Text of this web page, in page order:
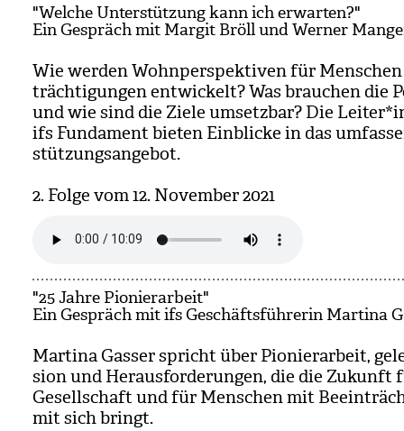
"Welche Unterstützung kann ich erwarten?"
Ein Gespräch mit Margit Bröll und Werner
Wie wer­den Wohn­per­spek­ti­ven für
träch­ti­gun­gen ent­wi­ckelt? Was brau­chen die
und wie sind die Ziele umsetz­bar? Die
ifs Fun­da­ment bie­ten Ein­bli­cke in das
stüt­zungs­an­ge­bot.
2. Folge vom 12. Novem­ber 2021
"25 Jahre Pionierarbeit"
Ein Gespräch mit ifs Geschäftsführerin Martina
Mar­tina Gas­ser spricht über Pio­nier­ar­beit,
sion und Her­aus­for­de­run­gen, die die Zukunft
Gesell­schaft und für Men­schen mit
mit sich bringt.